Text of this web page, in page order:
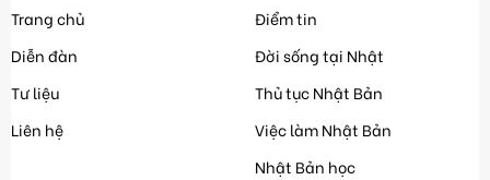
Trang chủ
Diễn đàn
Tư liệu
Liên hệ
Điểm tin
Đời sống tại Nhật
Thủ tục Nhật Bản
Việc làm Nhật Bản
Nhật Bản học